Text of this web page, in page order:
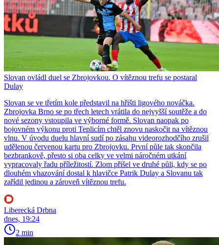
Slovan ovládl duel se Zbrojovkou. O vítěznou trefu se postaral
Dulay
Slovan se ve třetím kole představil na hřišti ligového nováčka.
Zbrojovka Brno se po třech letech vrátila do nejvyšší soutěže a do
nové sezony vstoupila ve výborné formě. Slovan naopak po
bojovném výkonu proti Teplicím chtěl znovu naskočit na vítěznou
vlnu. V úvodu duelu hlavní sudí po zásahu videorozhodčího zrušil
udělenou červenou kartu pro Zbrojovku. První půle tak skončila
bezbrankově, přesto si oba celky ve velmi náročném utkání
vypracovaly řadu příležitostí. Zlom přišel ve druhé půli, kdy se po
dlouhém vhazování dostal k hlavičce Patrik Dulay a Slovanu tak
zařídil jedinou a zároveň vítěznou trefu.
Liberecká Drbna
dnes, 19:24
2 min